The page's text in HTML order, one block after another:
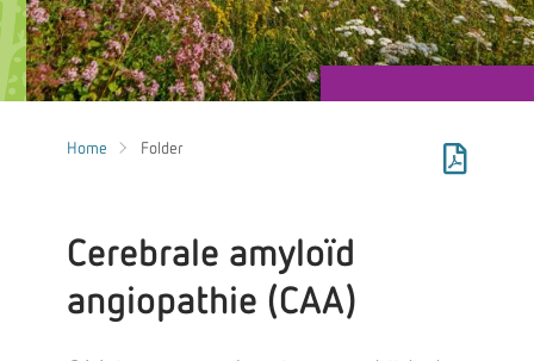
Home Folder
Cerebrale amyloïd
angiopathie (CAA)